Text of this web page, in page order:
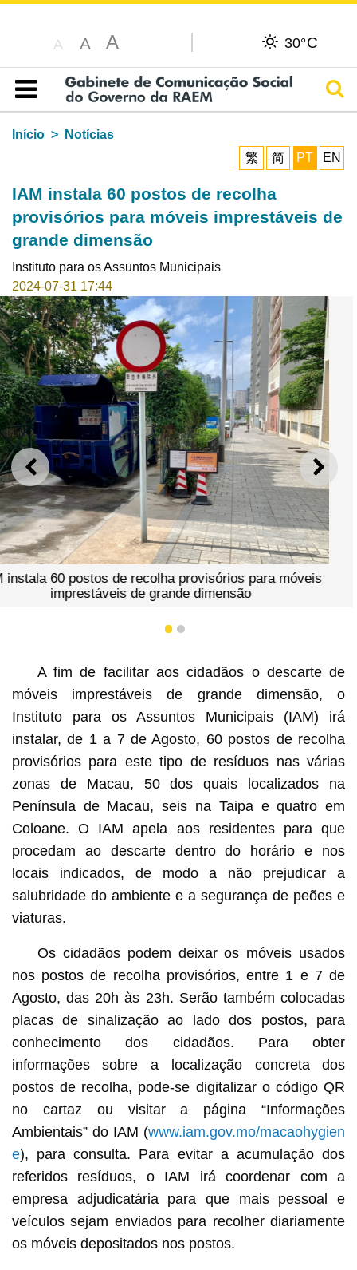
A A A 30°C
Índice
Início
Notícias
繁
简 PT EN
IAM instala 60 postos de recolha
provisórios para móveis imprestáveis de
grande dimensão
Instituto para os Assuntos Municipais
2024-07-31 17:44
ANTERIOR
IAM instala 60 postos de recolha provisórios
imprestáveis de grande dimensão
móveis
1 2
A fim de facilitar aos cidadãos o descarte de
móveis imprestáveis de grande dimensão, o
Instituto para os Assuntos Municipais (IAM) irá
instalar, de 1 a 7 de Agosto, 60 postos de recolha
provisórios para este tipo de resíduos nas várias
zonas de Macau, 50 dos quais localizados na
Península de Macau, seis na Taipa e quatro em
Coloane. O IAM apela aos residentes para que
procedam ao descarte dentro do horário e nos
locais indicados, de modo a não prejudicar a
salubridade do ambiente e a segurança de peões e
viaturas.
Os cidadãos podem deixar os móveis usados
nos postos de recolha provisórios, entre 1 e 7 de
Agosto, das 20h às 23h. Serão também colocadas
placas de sinalização ao lado dos postos, para
conhecimento dos cidadãos. Para obter
informações sobre a localização concreta dos
postos de recolha, pode-se digitalizar o código QR
no cartaz ou visitar a página “Informações
Ambientais” do IAM (www.iam.gov.mo/macaohygien
e), para consulta. Para evitar a acumulação dos
referidos resíduos, o IAM irá coordenar com a
empresa adjudicatária para que mais pessoal e
veículos sejam enviados para recolher diariamente
os móveis depositados nos postos.